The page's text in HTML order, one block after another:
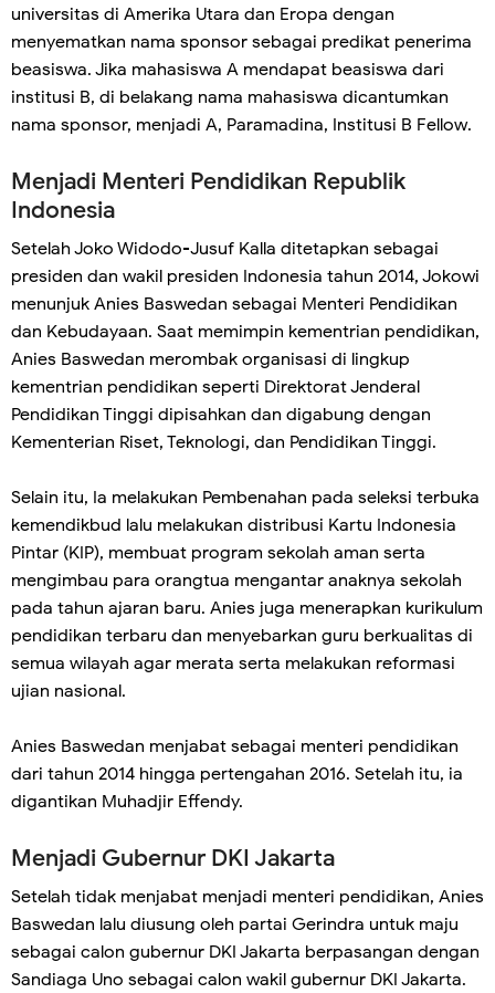
universitas di Amerika Utara dan Eropa dengan
menyematkan nama sponsor sebagai predikat penerima
beasiswa. Jika mahasiswa A mendapat beasiswa dari
institusi B, di belakang nama mahasiswa dicantumkan
nama sponsor, menjadi A, Paramadina, Institusi B Fellow.
Menjadi Menteri Pendidikan Republik
Indonesia
Setelah Joko Widodo-Jusuf Kalla ditetapkan sebagai
presiden dan wakil presiden Indonesia tahun 2014, Jokowi
menunjuk Anies Baswedan sebagai Menteri Pendidikan
dan Kebudayaan. Saat memimpin kementrian pendidikan,
Anies Baswedan merombak organisasi di lingkup
kementrian pendidikan seperti Direktorat Jenderal
Pendidikan Tinggi dipisahkan dan digabung dengan
Kementerian Riset, Teknologi, dan Pendidikan Tinggi.
Selain itu, Ia melakukan Pembenahan pada seleksi terbuka
kemendikbud lalu melakukan distribusi Kartu Indonesia
Pintar (KIP), membuat program sekolah aman serta
mengimbau para orangtua mengantar anaknya sekolah
pada tahun ajaran baru. Anies juga menerapkan kurikulum
pendidikan terbaru dan menyebarkan guru berkualitas di
semua wilayah agar merata serta melakukan reformasi
ujian nasional.
Anies Baswedan menjabat sebagai menteri pendidikan
dari tahun 2014 hingga pertengahan 2016. Setelah itu, ia
digantikan Muhadjir Effendy.
Menjadi Gubernur DKI Jakarta
Setelah tidak menjabat menjadi menteri pendidikan, Anies
Baswedan lalu diusung oleh partai Gerindra untuk maju
sebagai calon gubernur DKI Jakarta berpasangan dengan
Sandiaga Uno sebagai calon wakil gubernur DKI Jakarta.